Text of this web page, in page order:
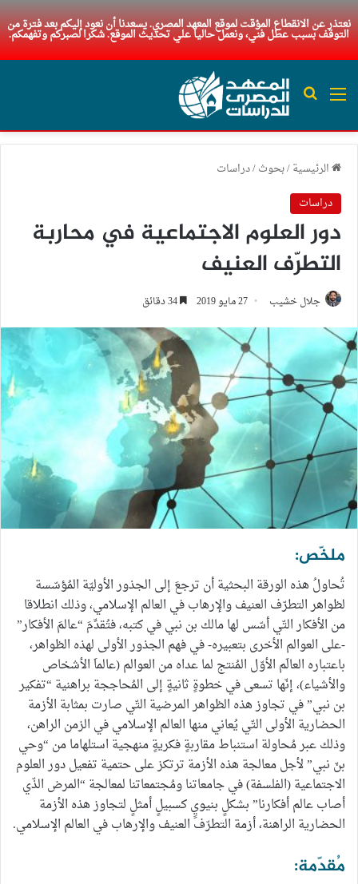
نعتذر عن الانقطاع المؤقت لموقع المعهد المصري. يسعدنا أن نعود إليكم بعد فترة من
التوقف بسبب عطل فني، ونعمل حاليا علي تحديث الموقع. شكرا لصبركم وتفهمكم.
القائمة بحث عن
الرئيسية/بحوث/دراسات
دراسات
دور العلوم الاجتماعية في محاربة
التطرّف العنيف
جلال خشيب 27 مايو 2019
ملخّص:
تُحاولُ هذه الورقة البحثية أن ترجعَ إلى الجذور الأوليّة المُؤسّسة
لظواهر التطرّف العنيف والإرهاب في العالم الإسلامي، وذلك انطلاقا
من الأفكار التّي أسّس لها مالك بن نبي في كتبه، فتُقدِّمَ “عالمَ الأفكار”
-على العوالم الأخرى بتعبيره- في فهم الجذور الأولى لهذه الظواهر،
باعتباره العالَم الأوّل المُنتج لما عداه من العوالم (عالماَ الأشخاص
والأشياء)، إنّها تسعى في خطوةٍ ثانيةٍ إلى المُحاججة براهنية “تفكير
بن نبي” في تجاوز هذه الظواهر المرضية التّي صارت بمثابة الأزمة
الحضارية الأولى التّي يُعاني منها العالم الإسلامي في الزمن الراهن،
وذلك عبر مُحاولة استنباط مقاربةٍ فكريةٍ منهجية استلهاما من “وحي
بنّ نبي” لأجل معالجة هذه الأزمة ترتكز على حتمية تفعيل دور العلوم
الاجتماعية (الفلسفة) في جامعاتنا ومُجتمعاتنا لمعالجة “المرض الذّي
أصاب عالم أفكارنا” بشكلٍ بنيويٍ كسبيلٍ أمثلٍ لتجاوز هذه الأزمة
الحضارية الراهنة، أزمة التطرّف العنيف والإرهاب في العالم الإسلامي.
مُقدّمة: